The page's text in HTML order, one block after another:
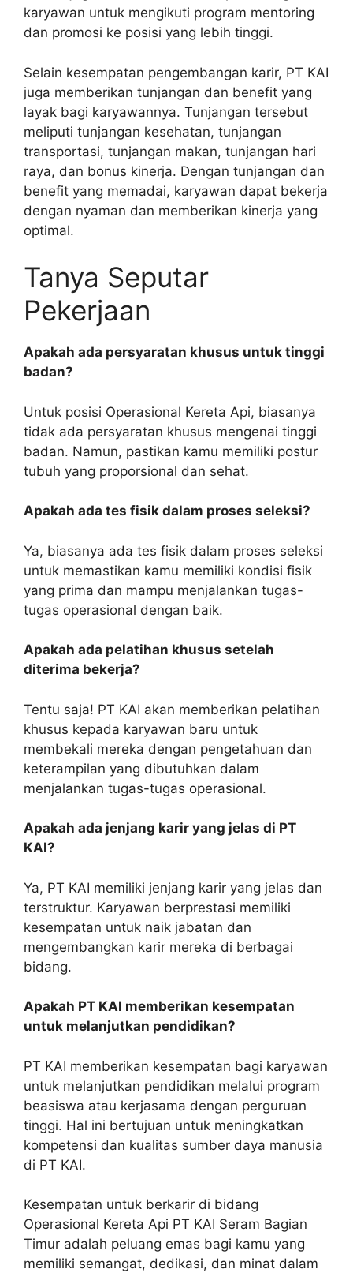
karyawan untuk mengikuti program mentoring
dan promosi ke posisi yang lebih tinggi.
Selain kesempatan pengembangan karir, PT KAI
juga memberikan tunjangan dan benefit yang
layak bagi karyawannya. Tunjangan tersebut
meliputi tunjangan kesehatan, tunjangan
transportasi, tunjangan makan, tunjangan hari
raya, dan bonus kinerja. Dengan tunjangan dan
benefit yang memadai, karyawan dapat bekerja
dengan nyaman dan memberikan kinerja yang
optimal.
Tanya Seputar
Pekerjaan
Apakah ada persyaratan khusus untuk tinggi
badan?
Untuk posisi Operasional Kereta Api, biasanya
tidak ada persyaratan khusus mengenai tinggi
badan. Namun, pastikan kamu memiliki postur
tubuh yang proporsional dan sehat.
Apakah ada tes fisik dalam proses seleksi?
Ya, biasanya ada tes fisik dalam proses seleksi
untuk memastikan kamu memiliki kondisi fisik
yang prima dan mampu menjalankan tugas-
tugas operasional dengan baik.
Apakah ada pelatihan khusus setelah
diterima bekerja?
Tentu saja! PT KAI akan memberikan pelatihan
khusus kepada karyawan baru untuk
membekali mereka dengan pengetahuan dan
keterampilan yang dibutuhkan dalam
menjalankan tugas-tugas operasional.
Apakah ada jenjang karir yang jelas di PT
KAI?
Ya, PT KAI memiliki jenjang karir yang jelas dan
terstruktur. Karyawan berprestasi memiliki
kesempatan untuk naik jabatan dan
mengembangkan karir mereka di berbagai
bidang.
Apakah PT KAI memberikan kesempatan
untuk melanjutkan pendidikan?
PT KAI memberikan kesempatan bagi karyawan
untuk melanjutkan pendidikan melalui program
beasiswa atau kerjasama dengan perguruan
tinggi. Hal ini bertujuan untuk meningkatkan
kompetensi dan kualitas sumber daya manusia
di PT KAI.
Kesempatan untuk berkarir di bidang
Operasional Kereta Api PT KAI Seram Bagian
Timur adalah peluang emas bagi kamu yang
memiliki semangat, dedikasi, dan minat dalam